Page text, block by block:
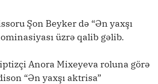
Şon Beyker də “Ən yaxşı
üzrə qalib gəlib.
Anora Mixeyeva roluna görə
“Ən yaxşı aktrisa”